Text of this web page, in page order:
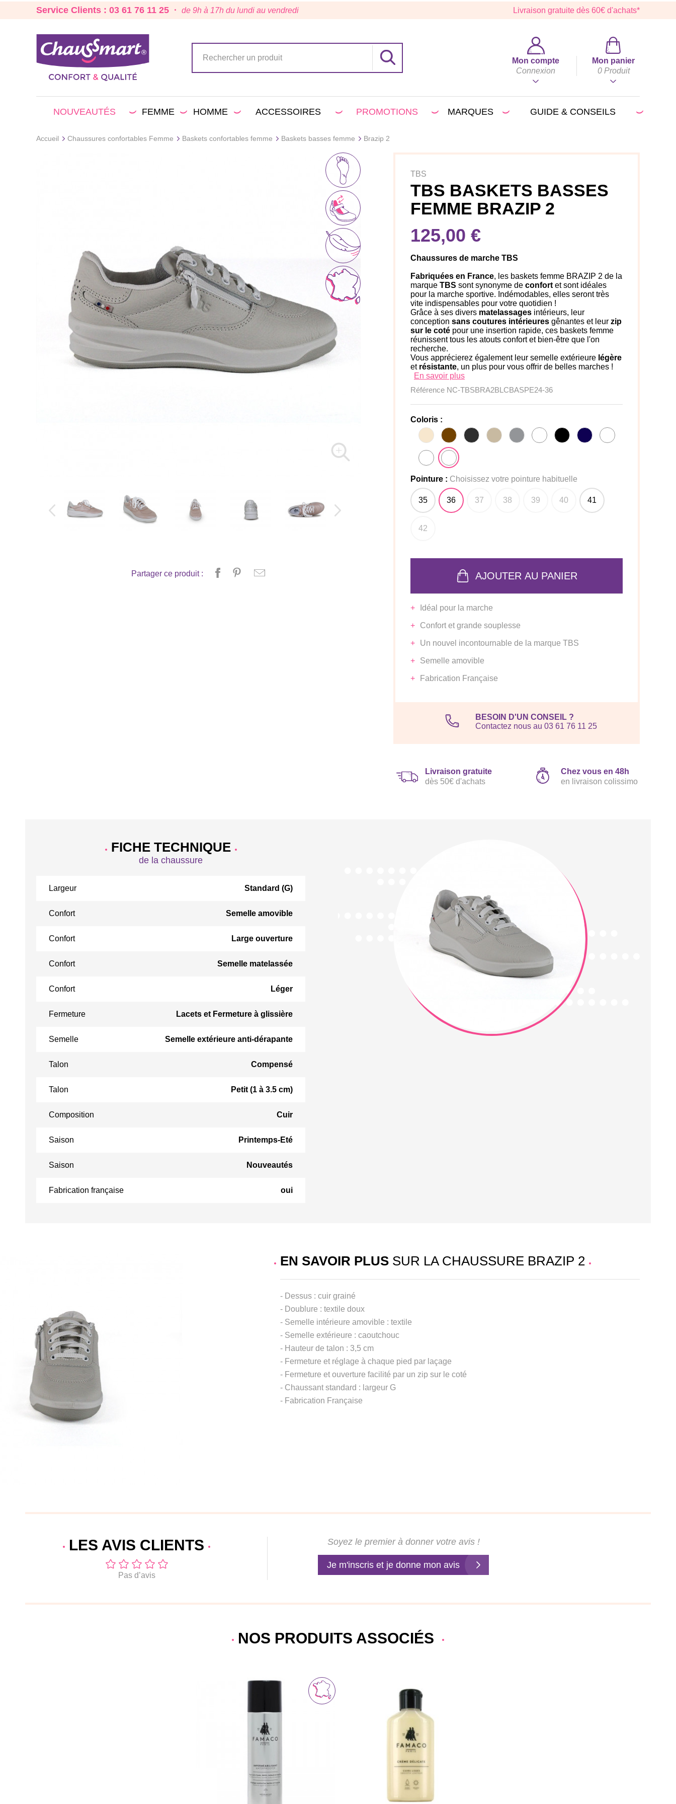
Service Clients : 03 61 76 11 25 · de 9h à 17h du lundi au vendredi Livraison gratuite dès 60€ d'achats*
Mon compte
Connexion
Mon panier
0 Produit
NOUVEAUTÉS FEMME HOMME ACCESSOIRES PROMOTIONS MARQUES GUIDE & CONSEILS
Accueil Chaussures confortables Femme Baskets confortables femme Baskets basses femme Brazip 2
Partager ce produit :
TBS
TBS BASKETS BASSES
FEMME BRAZIP 2
125,00 €
Chaussures de marche TBS
Fabriquées en France, les baskets femme BRAZIP 2 de la
marque TBS sont synonyme de confort et sont idéales
pour la marche sportive. Indémodables, elles seront très
vite indispensables pour votre quotidien !
Grâce à ses divers matelassages intérieurs, leur
conception sans coutures intérieures gênantes et leur zip
sur le coté pour une insertion rapide, ces baskets femme
réunissent tous les atouts confort et bien-être que l'on
recherche.
Vous apprécierez également leur semelle extérieure légère
et résistante, un plus pour vous offrir de belles marches !
En savoir plus
Référence NC-TBSBRA2BLCBASPE24-36
Coloris :
Pointure : Choisissez votre pointure habituelle
35 36 37 38 39 40 41
42
AJOUTER AU PANIER
Idéal pour la marche
Confort et grande souplesse
Un nouvel incontournable de la marque TBS
Semelle amovible
Fabrication Française
BESOIN D'UN CONSEIL ?
Contactez nous au 03 61 76 11 25
Livraison gratuite
dès 50€ d'achats
Chez vous en 48h
en livraison colissimo
FICHE TECHNIQUE
de la chaussure
Largeur Standard (G)
Confort Semelle amovible
Confort Large ouverture
Confort Semelle matelassée
Confort Léger
Fermeture Lacets et Fermeture à glissière
Semelle Semelle extérieure anti-dérapante
Talon Compensé
Talon Petit (1 à 3.5 cm)
Composition Cuir
Saison Printemps-Eté
Saison Nouveautés
Fabrication française oui
EN SAVOIR PLUS SUR LA CHAUSSURE BRAZIP 2
- Dessus : cuir grainé
- Doublure : textile doux
- Semelle intérieure amovible : textile
- Semelle extérieure : caoutchouc
- Hauteur de talon : 3,5 cm
- Fermeture et réglage à chaque pied par laçage
- Fermeture et ouverture facilité par un zip sur le coté
- Chaussant standard : largeur G
- Fabrication Française
LES AVIS CLIENTS
Pas d’avis
Soyez le premier à donner votre avis !
Je m'inscris et je donne mon avis
NOS PRODUITS ASSOCIÉS